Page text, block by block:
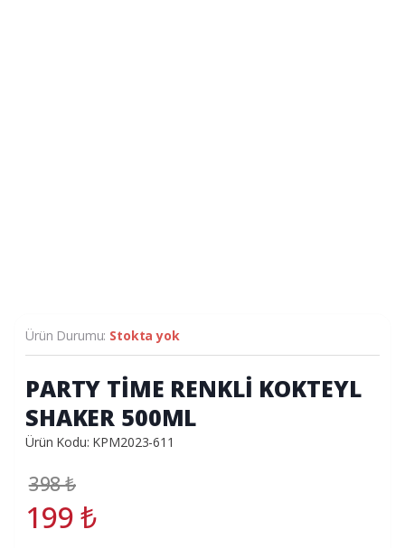
Ürün Durumu: Stokta yok
PARTY TİME RENKLİ KOKTEYL
SHAKER 500ML
Ürün Kodu: KPM2023-611
398₺
199₺